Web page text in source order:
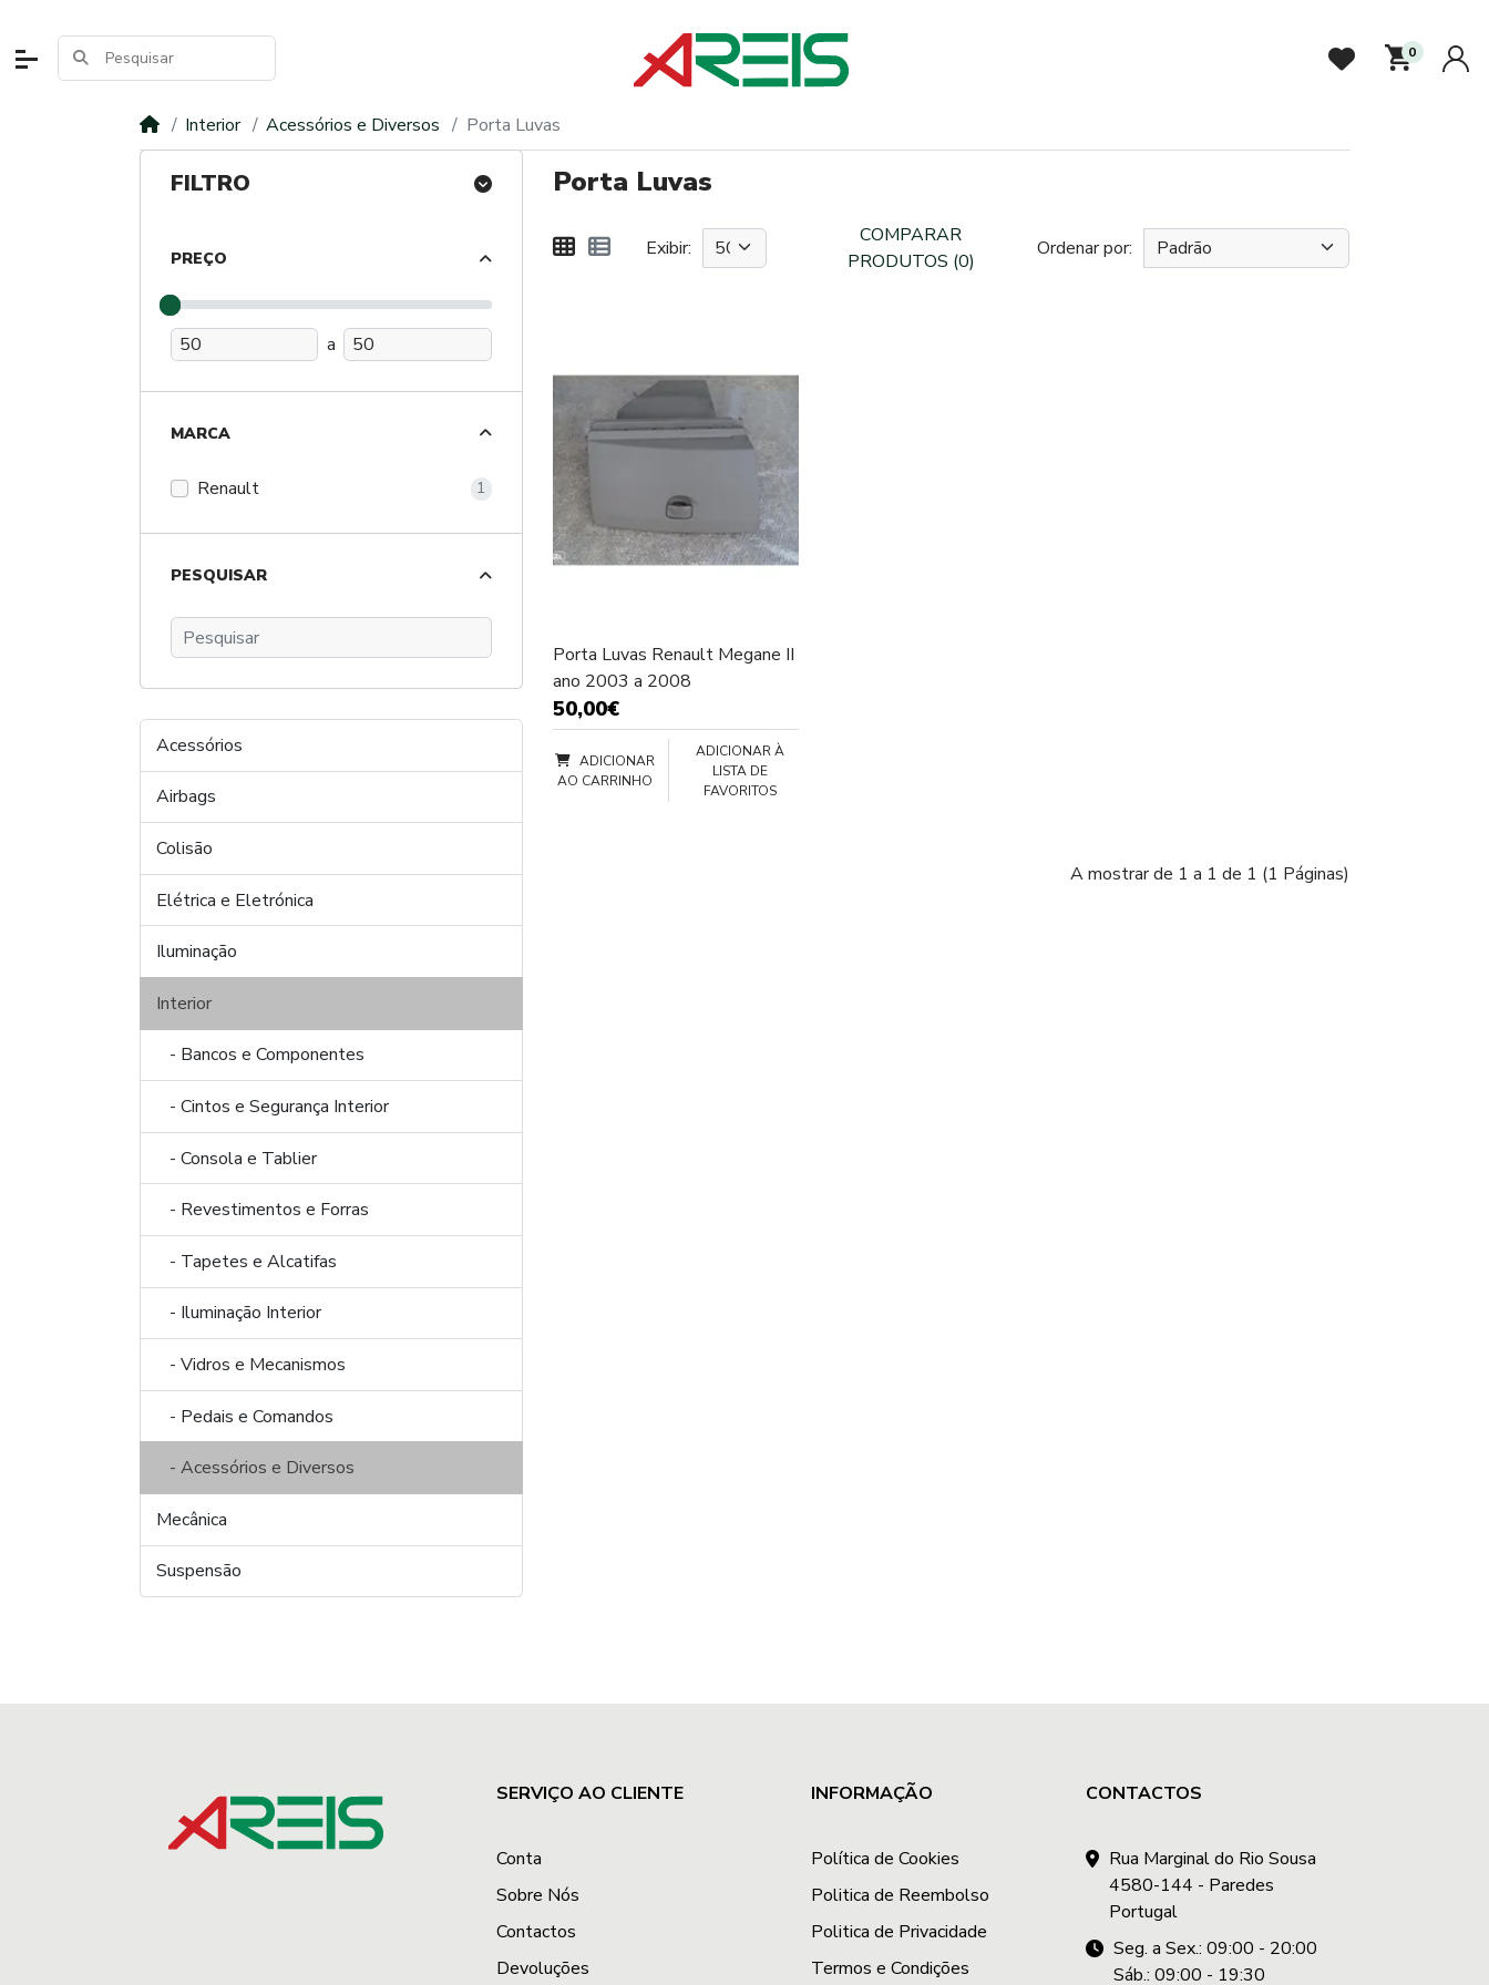
0
Interior Acessórios e Diversos Porta Luvas
FILTRO
PREÇO
a
MARCA
Renault 1
PESQUISAR
Acessórios
Airbags
Colisão
Elétrica e Eletrónica
Iluminação
Interior
- Bancos e Componentes
- Cintos e Segurança Interior
- Consola e Tablier
- Revestimentos e Forras
- Tapetes e Alcatifas
- Iluminação Interior
- Vidros e Mecanismos
- Pedais e Comandos
- Acessórios e Diversos
Mecânica
Suspensão
Porta Luvas
Exibir:
COMPARAR
PRODUTOS (0)
Ordenar por:
Porta Luvas Renault Megane II
ano 2003 a 2008
50,00€
ADICIONAR
AO CARRINHO
ADICIONAR À
LISTA DE
FAVORITOS
A mostrar de 1 a 1 de 1 (1 Páginas)
INFORMAÇÃO
Política de Cookies
Politica de Reembolso
Politica de Privacidade
Termos e Condições
SERVIÇO AO CLIENTE
Conta
Sobre Nós
Contactos
Devoluções
CONTACTOS
Rua Marginal do Rio Sousa
4580-144 - Paredes
Portugal
Seg. a Sex.: 09:00 - 20:00
Sáb.: 09:00 - 19:30